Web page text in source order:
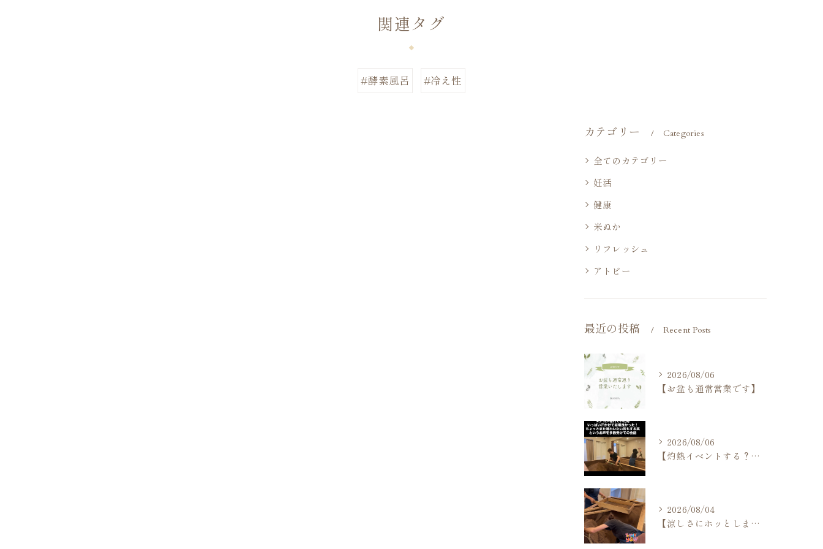
関連タグ
#酵素風呂 #冷え性
カテゴリー Categories
全てのカテゴリー
妊活
健康
米ぬか
リフレッシュ
アトピー
最近の投稿 Recent Posts
2026/08/06
【お盆も通常営業です】
2026/08/06
【灼熱イベントする？しない？】
2026/08/04
【涼しさにホッとしますね】